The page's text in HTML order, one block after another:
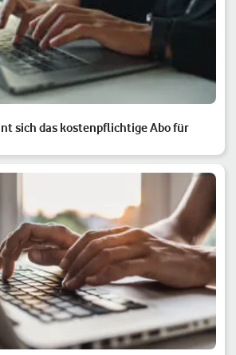
sich das kostenpflichtige Abo für